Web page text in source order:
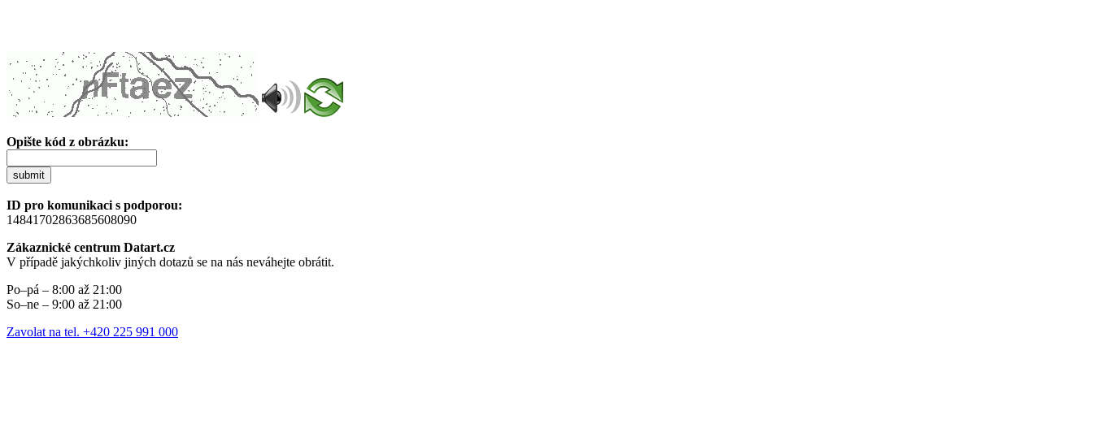
Opište kód z obrázku:
submit
ID pro komunikaci s podporou:
14841702863685608090
Zákaznické centrum Datart.cz
V případě jakýchkoliv jiných dotazů se na nás neváhejte obrátit.
Po–pá – 8:00 až 21:00
So–ne – 9:00 až 21:00
Zavolat na tel. +420 225 991 000